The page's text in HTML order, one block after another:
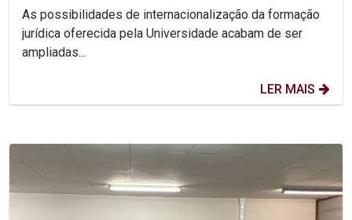
As possibilidades de internacionalização da formação
jurídica oferecida pela Universidade acabam de ser
ampliadas...
LER MAIS